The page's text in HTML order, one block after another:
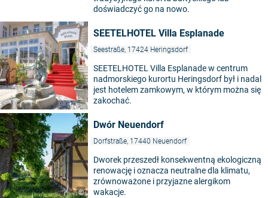
doświadczyć go na nowo.
SEETELHOTEL Villa Esplanade
Seestraße, 17424 Heringsdorf
SEETELHOTEL Villa Esplanade w centrum
nadmorskiego kurortu Heringsdorf był i nadal
jest hotelem zamkowym, w którym można się
zakochać.
©
Dwór Neuendorf
Dorfstraße, 17440 Neuendorf
Dworek przeszedł konsekwentną ekologiczną
renowację i oznacza neutralne dla klimatu,
zrównoważone i przyjazne alergikom
wakacje.